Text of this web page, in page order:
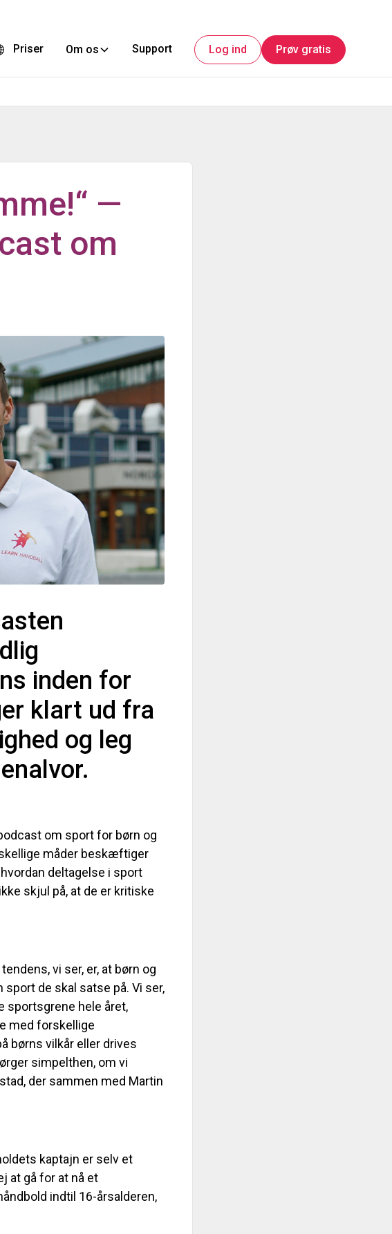
Priser Om os Support Log ind Prøv gratis
—
om
inden for
klart ud fra
og leg
om sport for børn og
måder beskæftiger
deltagelse i sport
skjul på, at de er kritiske
vi ser, er, at børn og
de skal satse på. Vi ser,
sportsgrene hele året,
med forskellige
børns vilkår eller drives
simpelthen, om vi
der sammen med Martin
kaptajn er selv et
at gå for at nå et
indtil 16-årsalderen,